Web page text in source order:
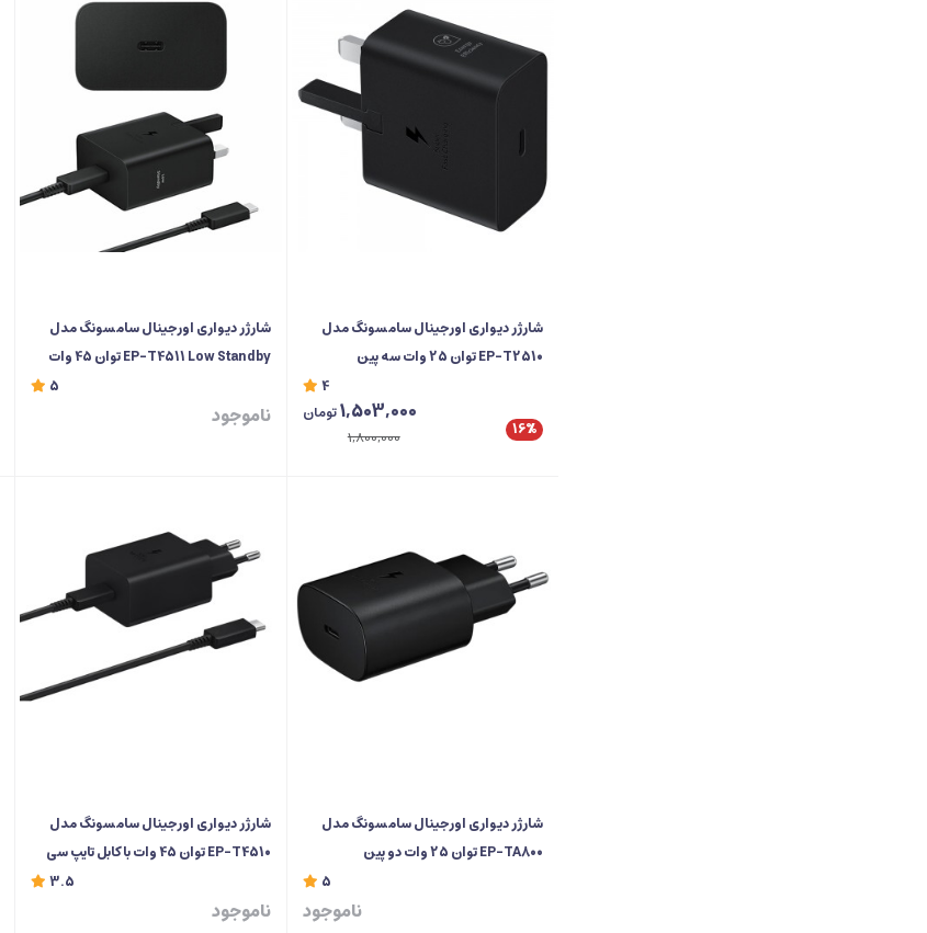
شارژر دیواری اورجینال سامسونگ مدل
EP-T2510 توان 25 وات سه پین
4
16%
1,503,000تومان
1,800,000
شارژر دیواری اورجینال سامسونگ مدل
EP-T4511 Low Standby توان 45 وات
5
ناموجود
شارژر دیواری اورجینال سامسونگ مدل
EP-TA800 توان 25 وات دو پین
5
ناموجود
شارژر دیواری اورجینال سامسونگ مدل
EP-T4510 توان 45 وات با کابل تایپ سی
3.5
ناموجود